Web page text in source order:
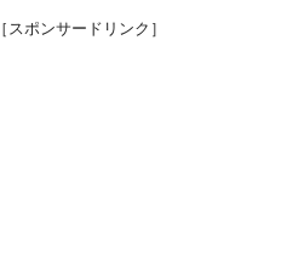
［スポンサードリンク］